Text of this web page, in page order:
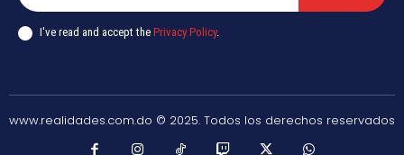
I've read and accept the Privacy Policy.
www.realidades.com.do © 2025. Todos los derechos reservados